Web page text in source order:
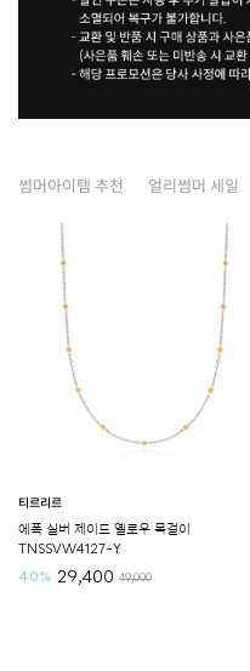
썸머아이템 추천 얼리썸머 세일
티르리르
에폭 실버 제이드 옐로우 목걸이
TNSSVW4127-Y
40% 29,400 49,000